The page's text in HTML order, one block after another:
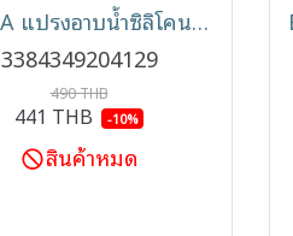
BEABA แปรงอาบน้ำซิลิโคนสำหรับเด็ก Silicone Brush
3384349204129
490 THB
441 THB -10%
สินค้าหมด